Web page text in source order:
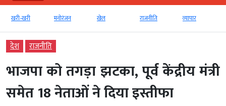
खरी-खरी मनोरंजन खेल राजनीति व्‍यापार
देश राजनीति
भाजपा को तगड़ा झटका, पूर्व केंद्रीय मंत्री
समेत 18 नेताओं ने दिया इस्तीफा